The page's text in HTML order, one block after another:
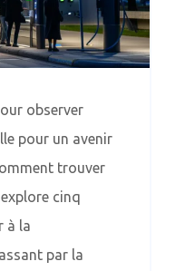
observer
pour un avenir
trouver
cinq
à la
par la